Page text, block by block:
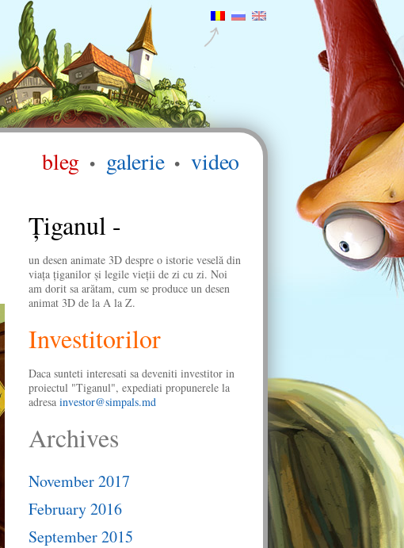
bleg galerie video
Ţiganul -
un desen animate 3D despre o istorie veselă din
viaţa ţiganilor şi legile vieţii de zi cu zi. Noi
am dorit sa arătam, cum se produce un desen
animat 3D de la A la Z.
Investitorilor
Daca sunteti interesati sa deveniti investitor in
proiectul "Tiganul", expediati propunerele la
adresa investor@simpals.md
Archives
November 2017
February 2016
September 2015